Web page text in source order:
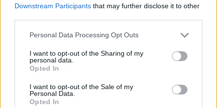
Downstream Participants that may further disclose it to other
Personal Data Processing Opt Outs
I want to opt-out of the Sharing of my
personal data.
Opted In
I want to opt-out of the Sale of my
Personal Data.
Opted In
Születésnapi programokkal várja a
hétvégén a közönséget a 160 éves
Fővárosi Állatkert
ÉLŐ BOLYGÓNK
Szedd magad őszibarack: itt vannak
a legjobb lelőhelyek!